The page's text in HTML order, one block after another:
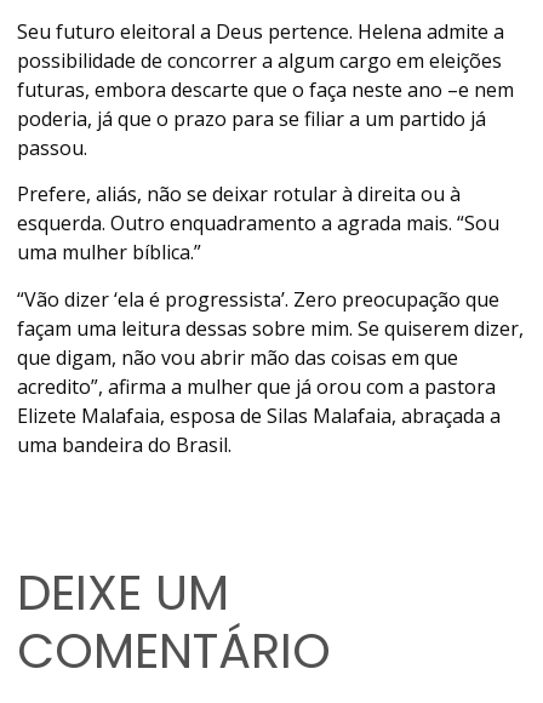
Seu futuro eleitoral a Deus pertence. Helena admite a
possibilidade de concorrer a algum cargo em eleições
futuras, embora descarte que o faça neste ano –e nem
poderia, já que o prazo para se filiar a um partido já
passou.
Prefere, aliás, não se deixar rotular à direita ou à
esquerda. Outro enquadramento a agrada mais. “Sou
uma mulher bíblica.”
“Vão dizer ‘ela é progressista’. Zero preocupação que
façam uma leitura dessas sobre mim. Se quiserem dizer,
que digam, não vou abrir mão das coisas em que
acredito”, afirma a mulher que já orou com a pastora
Elizete Malafaia, esposa de Silas Malafaia, abraçada a
uma bandeira do Brasil.
DEIXE UM
COMENTÁRIO